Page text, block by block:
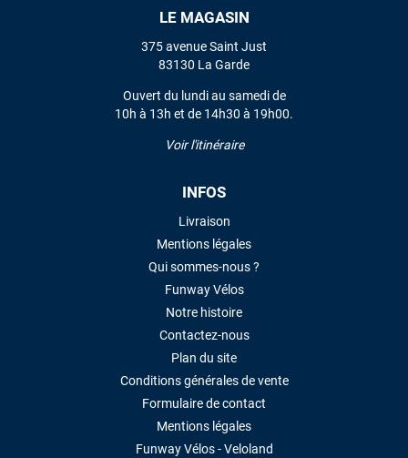
LE MAGASIN
375 avenue Saint Just
83130 La Garde
Ouvert du lundi au samedi de
10h à 13h et de 14h30 à 19h00.
Voir l'itinéraire
INFOS
Livraison
Mentions légales
Qui sommes-nous ?
Funway Vélos
Notre histoire
Contactez-nous
Plan du site
Conditions générales de vente
Formulaire de contact
Mentions légales
Funway Vélos - Veloland
VOIR TOUS LES AVIS